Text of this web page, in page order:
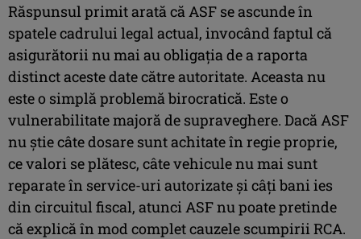
Răspunsul primit arată că ASF se ascunde în
spatele cadrului legal actual, invocând faptul că
asigurătorii nu mai au obligaţia de a raporta
distinct aceste date către autoritate. Aceasta nu
este o simplă problemă birocratică. Este o
vulnerabilitate majoră de supraveghere. Dacă ASF
nu ştie câte dosare sunt achitate în regie proprie,
ce valori se plătesc, câte vehicule nu mai sunt
reparate în service-uri autorizate şi câţi bani ies
din circuitul fiscal, atunci ASF nu poate pretinde
că explică în mod complet cauzele scumpirii RCA.